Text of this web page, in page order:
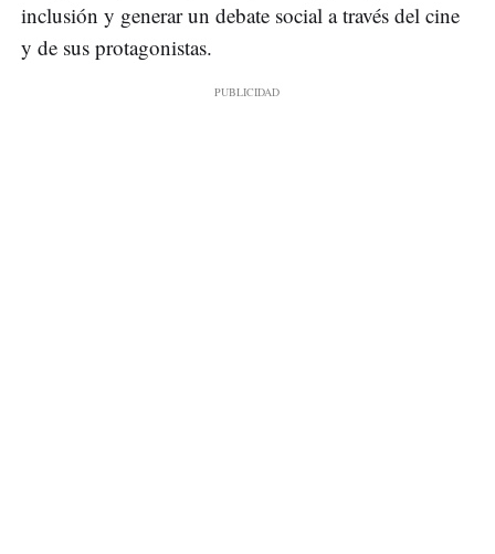
inclusión y generar un debate social a través del cine
y de sus protagonistas.